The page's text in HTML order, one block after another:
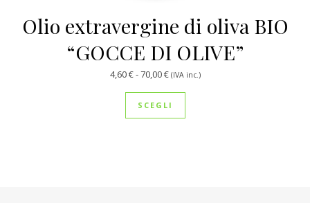
Olio extravergine di oliva BIO
“GOCCE DI OLIVE”
4,60€-70,00€Fascia di prezzo: da 4,60 € a 70,00
(IVA inc.)
SCEGLI